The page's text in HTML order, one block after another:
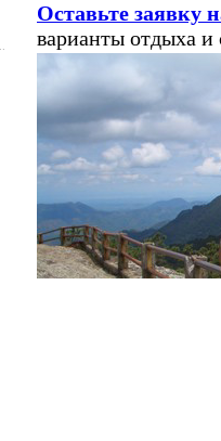
Оставьте заявку
варианты отдыха